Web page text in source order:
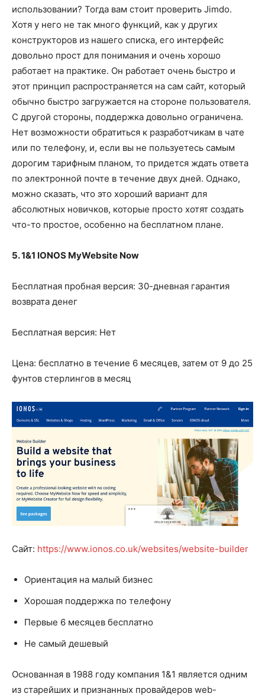
использовании? Тогда вам стоит проверить Jimdo.
Хотя у него не так много функций, как у других
конструкторов из нашего списка, его интерфейс
довольно прост для понимания и очень хорошо
работает на практике. Он работает очень быстро и
этот принцип распространяется на сам сайт, который
обычно быстро загружается на стороне пользователя.
С другой стороны, поддержка довольно ограничена.
Нет возможности обратиться к разработчикам в чате
или по телефону, и, если вы не пользуетесь самым
дорогим тарифным планом, то придется ждать ответа
по электронной почте в течение двух дней. Однако,
можно сказать, что это хороший вариант для
абсолютных новичков, которые просто хотят создать
что-то простое, особенно на бесплатном плане.
5. 1&1 IONOS MyWebsite Now
Бесплатная пробная версия: 30-дневная гарантия
возврата денег
Бесплатная версия: Нет
Цена: бесплатно в течение 6 месяцев, затем от 9 до 25
фунтов стерлингов в месяц
Сайт: https://www.ionos.co.uk/websites/website-builder
Ориентация на малый бизнес
Хорошая поддержка по телефону
Первые 6 месяцев бесплатно
Не самый дешевый
Основанная в 1988 году компания 1&1 является одним
из старейших и признанных провайдеров web-